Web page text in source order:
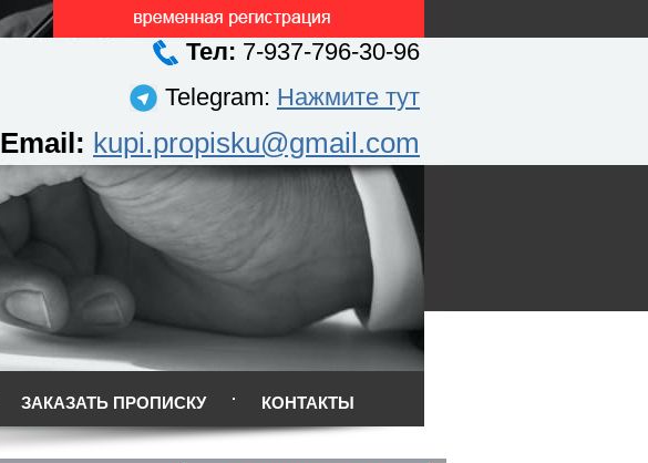
Тел: 7-937-796-30-96
Telegram: Нажмите тут
Email: kupi.propisku@gmail.com
ЗАКАЗАТЬ ПРОПИСКУ КОНТАКТЫ